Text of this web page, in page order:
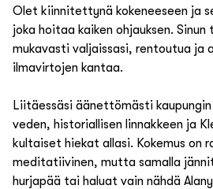
Olet kiinnitettynä kokeneeseen ja
joka hoitaa kaiken ohjauksen.
mukavasti valjaissasi, rentoutua ja
ilmavirtojen kantaa.
Liitäessäsi äänettömästi
veden, historiallisen linnakkeen ja
kultaiset hiekat allasi. Kokemus on
meditatiivinen, mutta samalla
hurjapää tai haluat vain nähdä